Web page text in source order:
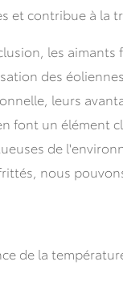
et contribue à la
les
des
leurs
font un élément
de
nous
de la